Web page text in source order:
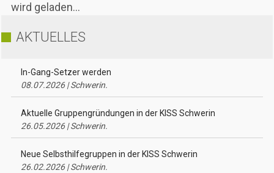
wird geladen...
AKTUELLES
In-Gang-Setzer werden
08.07.2026 | Schwerin.
Aktuelle Gruppengründungen in der KISS Schwerin
26.05.2026 | Schwerin.
Neue Selbsthilfegruppen in der KISS Schwerin
26.02.2026 | Schwerin.